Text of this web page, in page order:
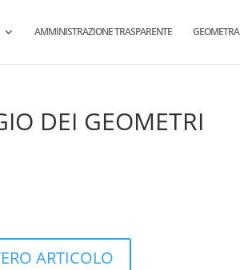
AMMINISTRAZIONE TRASPARENTE GEOMETRA
DEI GEOMETRI
ARTICOLO